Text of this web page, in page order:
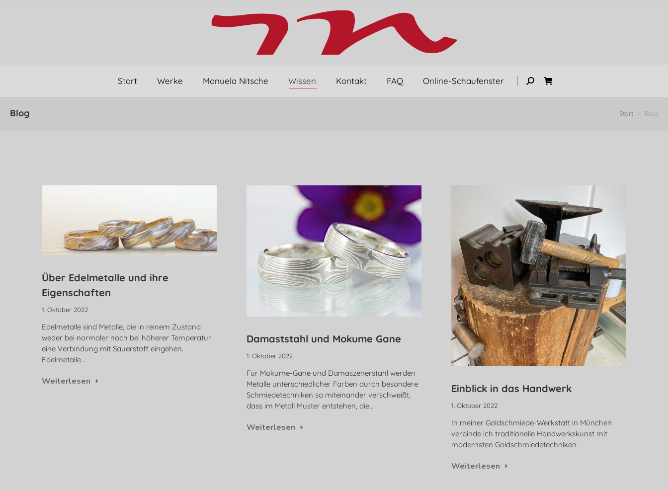
Start Werke Manuela Nitsche Wissen Kontakt FAQ Online-Schaufenster
Blog Start > Blog
Über Edelmetalle und ihre
Eigenschaften
1. Oktober 2022
Edelmetalle sind Metalle, die in reinem Zustand
weder bei normaler noch bei höherer Temperatur
eine Verbindung mit Sauerstoff eingehen.
Edelmetalle…
Weiterlesen
Damaststahl und Mokume Gane
1. Oktober 2022
Für Mokume-Gane und Damaszenerstahl werden
Metalle unterschiedlicher Farben durch besondere
Schmiedetechniken so miteinander verschweißt,
dass im Metall Muster entstehen, die…
Weiterlesen
Einblick in das Handwerk
1. Oktober 2022
In meiner Goldschmiede-Werkstatt in München
verbinde ich traditionelle Handwerkskunst mit
modernsten Goldschmiedetechniken.
Weiterlesen